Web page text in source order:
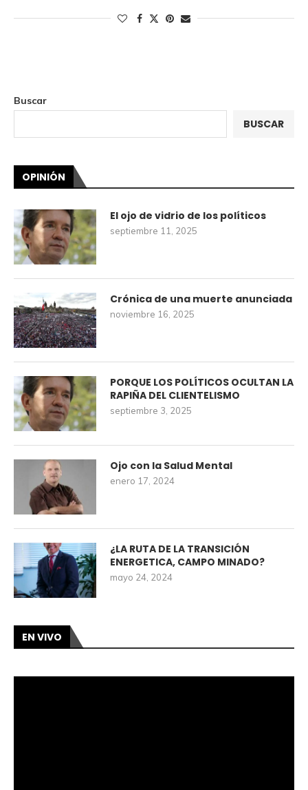
Buscar
BUSCAR
OPINIÓN
El ojo de vidrio de los políticos
septiembre 11, 2025
Crónica de una muerte anunciada
noviembre 16, 2025
PORQUE LOS POLÍTICOS OCULTAN LA
RAPIÑA DEL CLIENTELISMO
septiembre 3, 2025
Ojo con la Salud Mental
enero 17, 2024
¿LA RUTA DE LA TRANSICIÓN
ENERGETICA, CAMPO MINADO?
mayo 24, 2024
EN VIVO